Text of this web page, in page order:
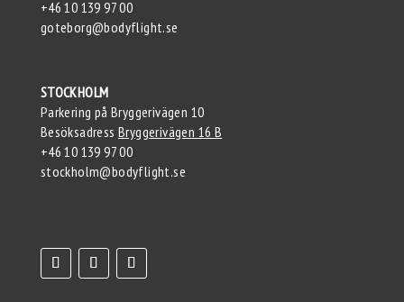
+46 10 139 97 00
goteborg@bodyflight.se
STOCKHOLM
Parkering på Bryggerivägen 10
Besöksadress Bryggerivägen 16 B
+46 10 139 97 00
stockholm@bodyflight.se